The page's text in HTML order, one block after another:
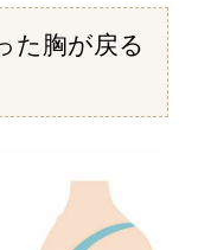
た胸が戻る